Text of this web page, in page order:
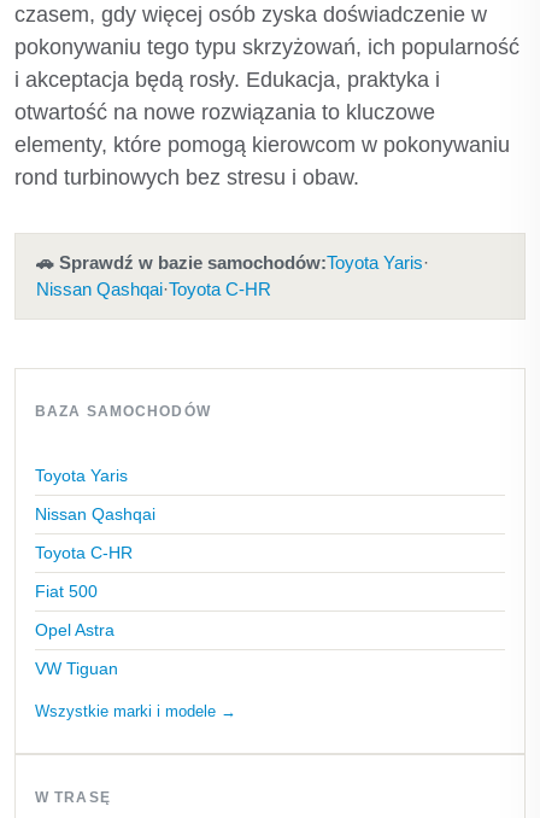
czasem, gdy więcej osób zyska doświadczenie w
pokonywaniu tego typu skrzyżowań, ich popularność
i akceptacja będą rosły. Edukacja, praktyka i
otwartość na nowe rozwiązania to kluczowe
elementy, które pomogą kierowcom w pokonywaniu
rond turbinowych bez stresu i obaw.
🚗 Sprawdź w bazie samochodów:Toyota Yaris·
Nissan Qashqai·Toyota C-HR
BAZA SAMOCHODÓW
Toyota Yaris
Nissan Qashqai
Toyota C-HR
Fiat 500
Opel Astra
VW Tiguan
Wszystkie marki i modele →
W TRASĘ